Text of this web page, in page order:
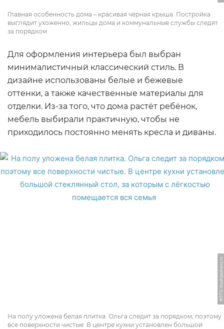
Главная особенность дома – красивая чёрная крыша. Постройка
выглядит ухоженно, жильцы дома и коммунальные службы следят
за порядком
Для оформления интерьера был выбран
минималистичный классический стиль. В
дизайне использованы белые и бежевые
оттенки, а также качественные материалы для
отделки. Из-за того, что дома растёт ребёнок,
мебель выбирали практичную, чтобы не
приходилось постоянно менять кресла и диваны.
ФОТО: muzhyazheny.ru
На полу уложена белая плитка. Ольга следит за порядком, поэтому
все поверхности чистые. В центре кухни установлен большой